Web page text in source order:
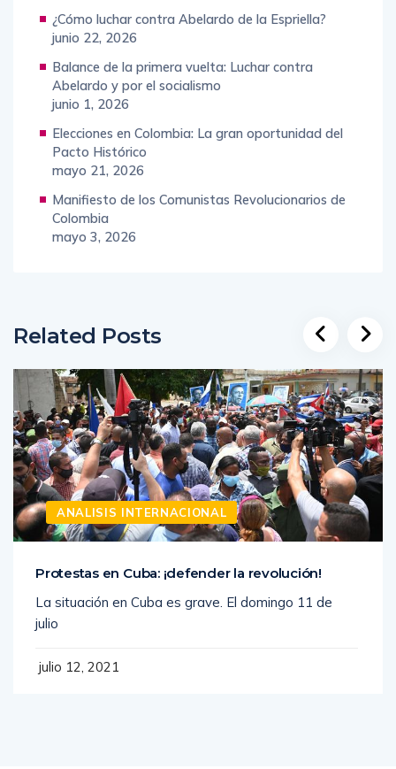
¿Cómo luchar contra Abelardo de la Espriella?
junio 22, 2026
Balance de la primera vuelta: Luchar contra
Abelardo y por el socialismo
junio 1, 2026
Elecciones en Colombia: La gran oportunidad del
Pacto Histórico
mayo 21, 2026
Manifiesto de los Comunistas Revolucionarios de
Colombia
mayo 3, 2026
Related Posts
ANALISIS INTERNACIONAL
Protestas en Cuba: ¡defender la revolución!
La situación en Cuba es grave. El domingo 11 de
julio
julio 12, 2021